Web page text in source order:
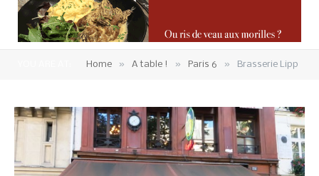
Home » A table ! » Paris 6 » Brasserie Lipp